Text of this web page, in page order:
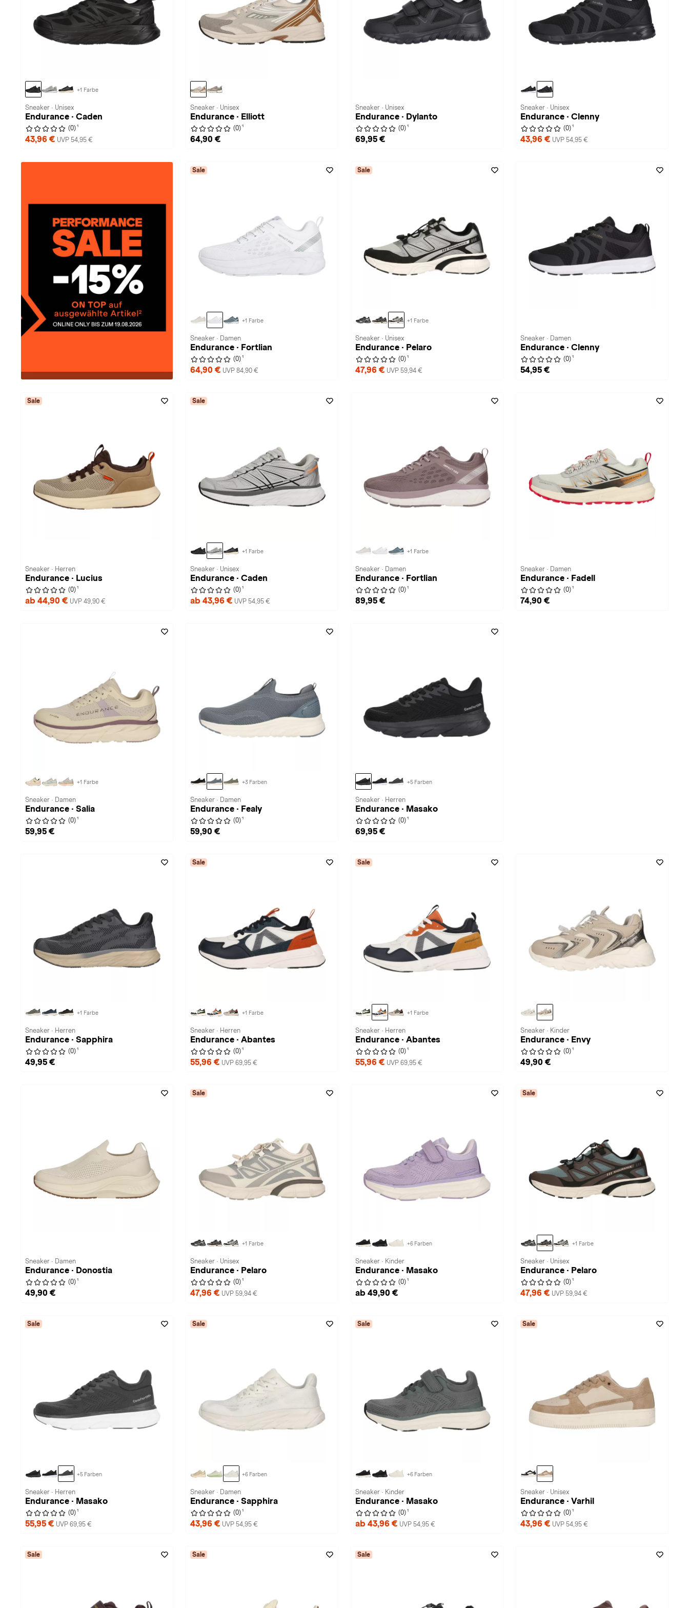
+1 Farbe
Sneaker · Unisex
Endurance · Caden
(0) 1
43,96 € UVP 54,95 €
Sneaker · Unisex
Endurance · Elliott
(0) 1
64,90 €
Sneaker · Unisex
Endurance · Dylanto
(0) 1
69,95 €
Sneaker · Unisex
Endurance · Clenny
(0) 1
43,96 € UVP 54,95 €
Sale
+1 Farbe
Sneaker · Damen
Endurance · Fortlian
(0) 1
64,90 € UVP 84,90 €
Sale
+1 Farbe
Sneaker · Unisex
Endurance · Pelaro
(0) 1
47,96 € UVP 59,94 €
Sneaker · Damen
Endurance · Clenny
(0) 1
54,95 €
Sale
Sneaker · Herren
Endurance · Lucius
(0) 1
ab 44,90 € UVP 49,90 €
Sale
+1 Farbe
Sneaker · Unisex
Endurance · Caden
(0) 1
ab 43,96 € UVP 54,95 €
+1 Farbe
Sneaker · Damen
Endurance · Fortlian
(0) 1
89,95 €
Sneaker · Damen
Endurance · Fadell
(0) 1
74,90 €
+1 Farbe
Sneaker · Damen
Endurance · Salia
(0) 1
59,95 €
+3 Farben
Sneaker · Damen
Endurance · Fealy
(0) 1
59,90 €
+5 Farben
Sneaker · Herren
Endurance · Masako
(0) 1
69,95 €
+1 Farbe
Sneaker · Herren
Endurance · Sapphira
(0) 1
49,95 €
Sale
+1 Farbe
Sneaker · Herren
Endurance · Abantes
(0) 1
55,96 € UVP 69,95 €
Sale
+1 Farbe
Sneaker · Herren
Endurance · Abantes
(0) 1
55,96 € UVP 69,95 €
Sneaker · Kinder
Endurance · Envy
(0) 1
49,90 €
Sneaker · Damen
Endurance · Donostia
(0) 1
49,90 €
Sale
+1 Farbe
Sneaker · Unisex
Endurance · Pelaro
(0) 1
47,96 € UVP 59,94 €
+6 Farben
Sneaker · Kinder
Endurance · Masako
(0) 1
ab 49,90 €
Sale
+1 Farbe
Sneaker · Unisex
Endurance · Pelaro
(0) 1
47,96 € UVP 59,94 €
Sale
+5 Farben
Sneaker · Herren
Endurance · Masako
(0) 1
55,95 € UVP 69,95 €
Sale
+6 Farben
Sneaker · Damen
Endurance · Sapphira
(0) 1
43,96 € UVP 54,95 €
Sale
+6 Farben
Sneaker · Kinder
Endurance · Masako
(0) 1
ab 43,96 € UVP 54,95 €
Sale
Sneaker · Unisex
Endurance · Varhil
(0) 1
43,96 € UVP 54,95 €
Sale Sale Sale